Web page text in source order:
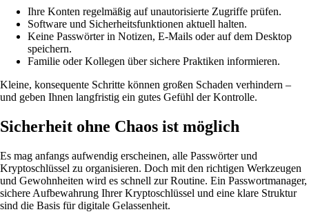
Ihre Konten regelmäßig auf unautorisierte Zugriffe prüfen.
Software und Sicherheitsfunktionen aktuell halten.
Keine Passwörter in Notizen, E-Mails oder auf dem Desktop
speichern.
Familie oder Kollegen über sichere Praktiken informieren.
Kleine, konsequente Schritte können großen Schaden verhindern –
und geben Ihnen langfristig ein gutes Gefühl der Kontrolle.
Sicherheit ohne Chaos ist möglich
Es mag anfangs aufwendig erscheinen, alle Passwörter und
Kryptoschlüssel zu organisieren. Doch mit den richtigen Werkzeugen
und Gewohnheiten wird es schnell zur Routine. Ein Passwortmanager,
sichere Aufbewahrung Ihrer Kryptoschlüssel und eine klare Struktur
sind die Basis für digitale Gelassenheit.